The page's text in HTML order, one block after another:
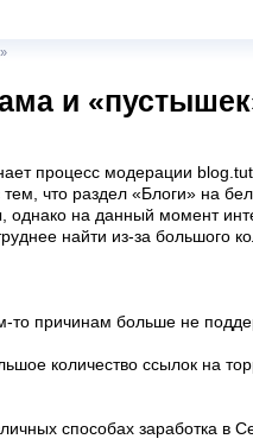
и
процесс модерации
что раздел «Блоги» на
однако на данный момент
найти из-за большого
то причинам больше не
количество ссылок на
способах заработка в